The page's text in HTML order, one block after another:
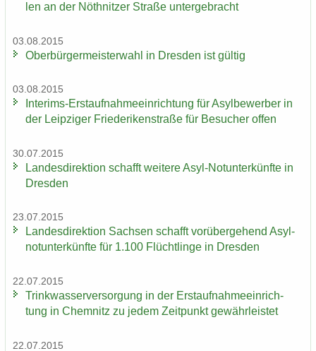
len an der Nö­th­nit­zer Stra­ße un­ter­ge­bracht
03.08.2015
Ober­bür­ger­meis­ter­wahl in Dres­den ist gül­tig
03.08.2015
Interims-​Erstaufnahmeeinrichtung für Asyl­be­wer­ber in
der Leip­zi­ger Frie­de­ri­ken­stra­ße für Be­su­cher offen
30.07.2015
Lan­des­di­rek­ti­on schafft wei­te­re Asyl-​Notunterkünfte in
Dres­den
23.07.2015
Lan­des­di­rek­ti­on Sach­sen schafft vor­über­ge­hend Asyl­
not­un­ter­künf­te für 1.100 Flücht­lin­ge in Dres­den
22.07.2015
Trink­was­ser­ver­sor­gung in der Erst­auf­nah­me­ein­rich­
tung in Chem­nitz zu jedem Zeit­punkt ge­währ­leis­tet
22.07.2015